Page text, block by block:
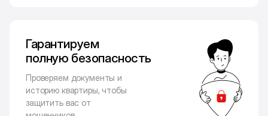
Гарантируем
полную безопасность
Проверяем документы и
историю квартиры, чтобы
защитить вас от